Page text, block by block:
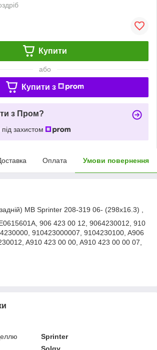
Купити
або
Купити з
з Пром?
захистом
Оплата Умови повернення
MB Sprinter 208-319 06- (298x16.3) ,
906 423 00 12, 9064230012, 910
910423000007, 9104230100, A906
A910 423 00 00, A910 423 00 00 07,
Sprinter
Solgy